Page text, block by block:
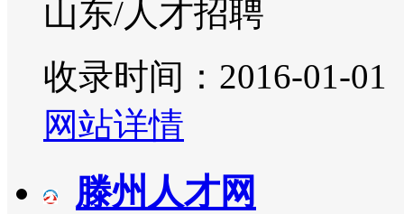
山东/人才招聘
收录时间：2016-01-01
网站详情
滕州人才网